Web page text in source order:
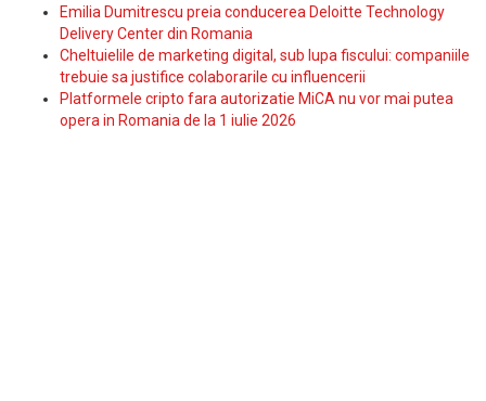
Emilia Dumitrescu preia conducerea Deloitte Technology
Delivery Center din Romania
Cheltuielile de marketing digital, sub lupa fiscului: companiile
trebuie sa justifice colaborarile cu influencerii
Platformele cripto fara autorizatie MiCA nu vor mai putea
opera in Romania de la 1 iulie 2026